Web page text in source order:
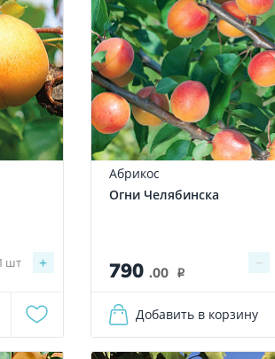
+
шт
Абрикос
Огни Челябинска
790 .00 i
−
Добавить в корзину